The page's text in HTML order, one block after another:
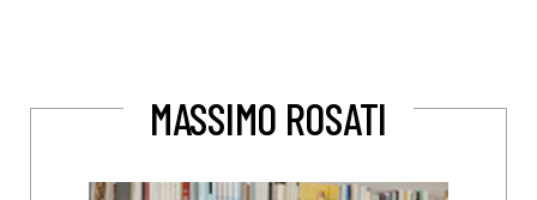
MASSIMO ROSATI